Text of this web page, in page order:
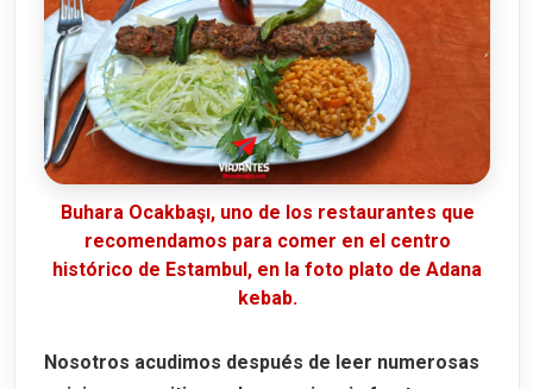
Buhara Ocakbaşı, uno de los restaurantes que
recomendamos para comer en el centro
histórico de Estambul, en la foto plato de Adana
kebab.
Nosotros acudimos después de leer numerosas